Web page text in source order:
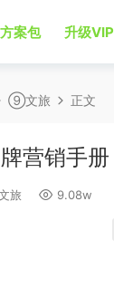
方案包 升级VIP
⑨文旅 正文
营销手册
旅 9.08w